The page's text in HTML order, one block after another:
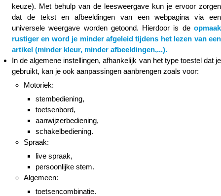
keuze). Met behulp van de leesweergave kun je ervoor zorgen
dat de tekst en afbeeldingen van een webpagina via een
universele weergave worden getoond. Hierdoor is de opmaak
rustiger en word je minder afgeleid tijdens het lezen van een
artikel (minder kleur, minder afbeeldingen,...).
In de algemene instellingen, afhankelijk van het type toestel dat je
gebruikt, kan je ook aanpassingen aanbrengen zoals voor:
Motoriek:
stembediening,
toetsenbord,
aanwijzerbediening,
schakelbediening.
Spraak:
live spraak,
persoonlijke stem.
Algemeen:
toetsencombinatie.